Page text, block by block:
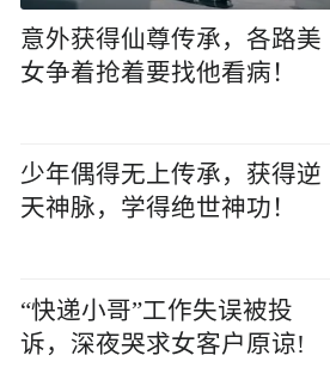
意外获得仙尊传承，各路美
女争着抢着要找他看病！
少年偶得无上传承，获得逆
天神脉，学得绝世神功！
“快递小哥”工作失误被投
诉，深夜哭求女客户原谅!